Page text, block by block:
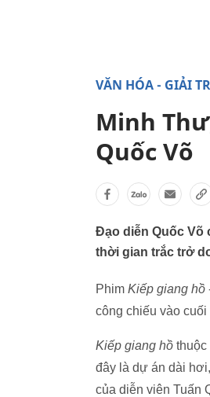
VĂN HÓA - GIẢI
Minh
Quốc Võ
Đạo diễn Quốc Võ
thời gian trắc trở
Phim Kiếp giang hồ
công chiếu vào cuối
Kiếp giang hồ thuộc
đây là dự án dài
của diễn viên Tuấn